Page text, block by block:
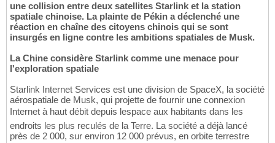
une collision entre deux satellites Starlink et la station
spatiale chinoise. La plainte de Pékin a déclenché une
réaction en chaîne des citoyens chinois qui se sont
insurgés en ligne contre les ambitions spatiales de Musk.
La Chine considère Starlink comme une menace pour
l'exploration spatiale
Starlink Internet Services est une division de SpaceX, la société
aérospatiale de Musk, qui projette de fournir une connexion
Internet à haut débit depuis lespace aux habitants dans les
endroits les plus reculés de la Terre. La société a déjà lancé
près de 2 000, sur environ 12 000 prévus, en orbite terrestre